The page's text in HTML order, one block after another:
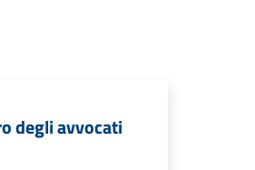
degli avvocati